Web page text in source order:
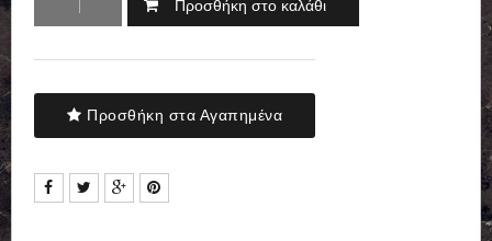
Προσθήκη στο καλάθι
Προσθήκη στα Αγαπημένα